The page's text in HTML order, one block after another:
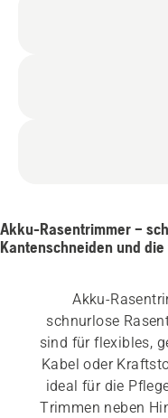
Akku-Rasentrimmer –
Kantenschneiden und
Akku-
schnurlose
sind für flexibles,
Kabel oder
ideal für die
Trimmen neben